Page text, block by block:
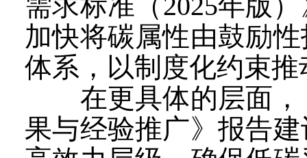
加快将碳属性由鼓励
体系，以制度化约束
在更具体的层面，
果与经验推广》报告